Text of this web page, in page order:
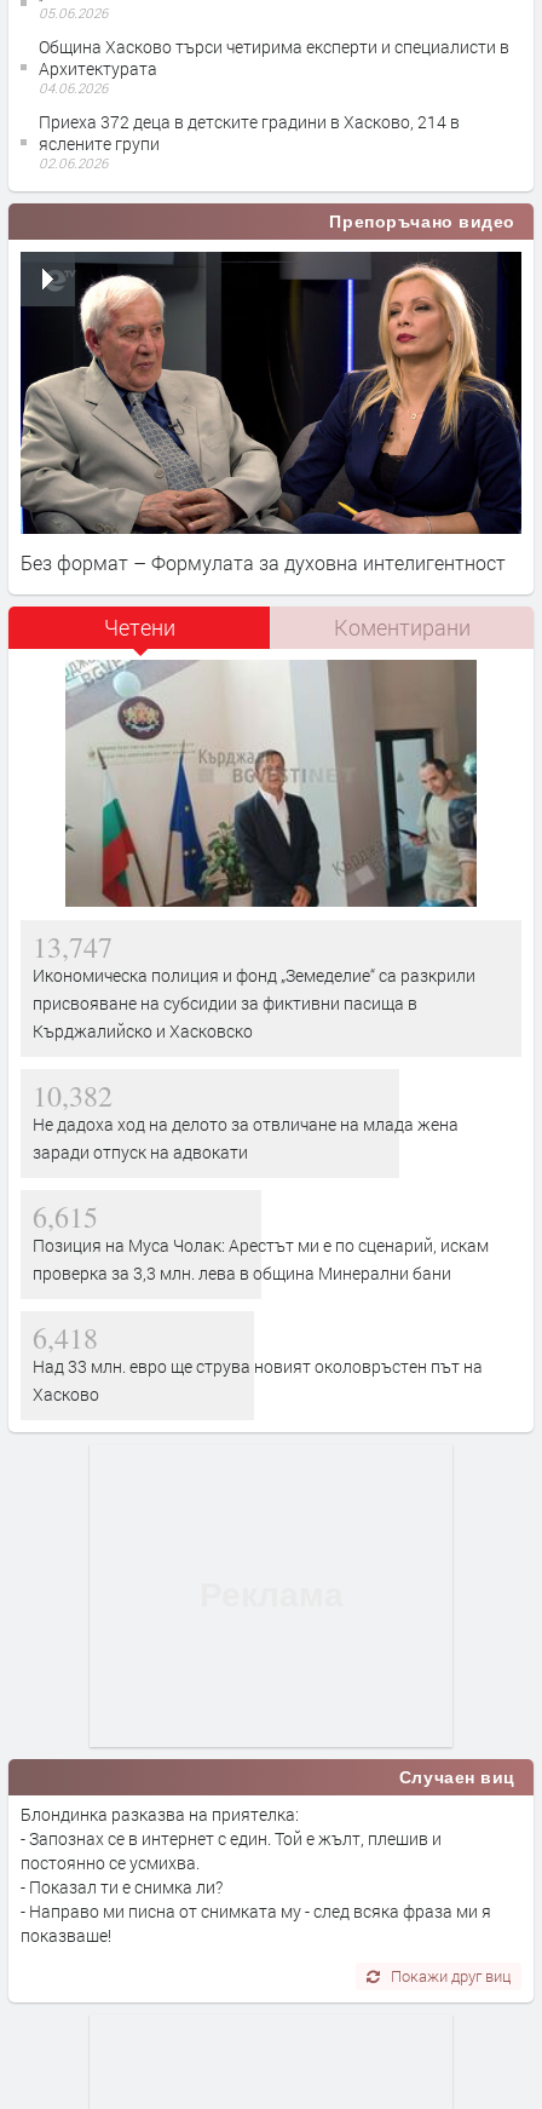
05.06.2026
Община Хасково търси четирима експерти и специалисти в
Архитектурата
04.06.2026
Приеха 372 деца в детските градини в Хасково, 214 в
яслените групи
02.06.2026
Препоръчано видео
Без формат – Формулата за духовна интелигентност
Четени Коментирани
13,747
Икономическа полиция и фонд „Земеделие“ са разкрили
присвояване на субсидии за фиктивни пасища в
Кърджалийско и Хасковско
10,382
Не дадоха ход на делото за отвличане на млада жена
заради отпуск на адвокати
6,615
Позиция на Муса Чолак: Арестът ми е по сценарий, искам
проверка за 3,3 млн. лева в община Минерални бани
6,418
Над 33 млн. евро ще струва новият околовръстен път на
Хасково
Случаен виц
Блондинка разказва на приятелка:
- Запознах се в интернет с един. Той е жълт, плешив и
постоянно се усмихва.
- Показал ти е снимка ли?
- Направо ми писна от снимката му - след всяка фраза ми я
показваше!
Покажи друг виц